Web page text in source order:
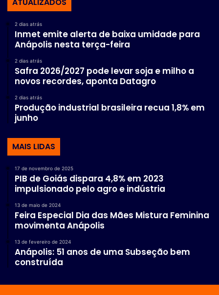
2 dias atrás
Inmet emite alerta de baixa umidade para
Anápolis nesta terça-feira
2 dias atrás
Safra 2026/2027 pode levar soja e milho a
novos recordes, aponta Datagro
2 dias atrás
Produção industrial brasileira recua 1,8% em
junho
MAIS LIDAS
17 de novembro de 2025
PIB de Goiás dispara 4,8% em 2023
impulsionado pelo agro e indústria
13 de maio de 2024
Feira Especial Dia das Mães Mistura Feminina
movimenta Anápolis
13 de fevereiro de 2024
Anápolis: 51 anos de uma Subseção bem
construída